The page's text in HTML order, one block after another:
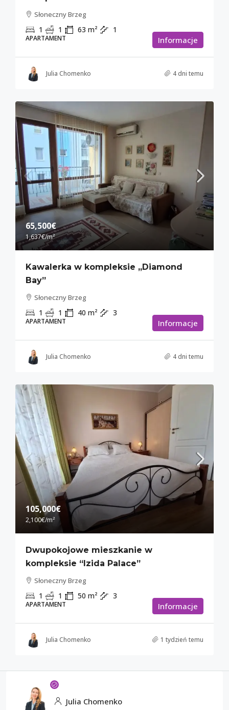
Słoneczny Brzeg
1 1 63 m² 1
APARTAMENT Informacje
Julia Chomenko 4 dni temu
65,500€
1,637€/m²
Kawalerka w kompleksie „Diamond
Bay”
Słoneczny Brzeg
1 1 40 m² 3
APARTAMENT Informacje
Julia Chomenko 4 dni temu
105,000€
2,100€/m²
Dwupokojowe mieszkanie w
kompleksie “Izida Palace”
Słoneczny Brzeg
1 1 50 m² 3
APARTAMENT Informacje
Julia Chomenko 1 tydzień temu
Julia Chomenko